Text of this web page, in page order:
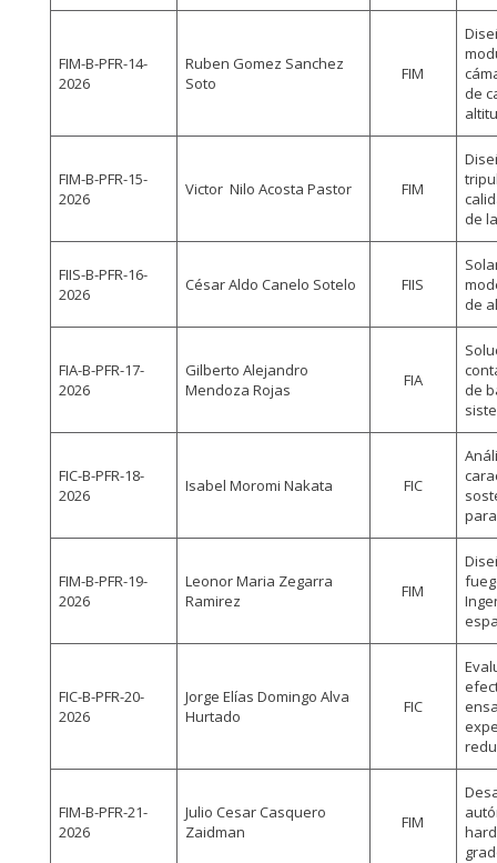
FIM-B-PFR-14-
2026
Ruben Gomez Sanchez
Soto
FIM
de
FIM-B-PFR-15-
2026
Victor Nilo Acosta Pastor FIM
de
FIIS-B-PFR-16-
2026
César Aldo Canelo Sotelo FIIS
de
FIA-B-PFR-17-
2026
Gilberto Alejandro
Mendoza Rojas
FIA
de
FIC-B-PFR-18-
2026
Isabel Moromi Nakata FIC
FIM-B-PFR-19-
2026
Leonor Maria Zegarra
Ramirez
FIM
FIC-B-PFR-20-
2026
Jorge Elías Domingo Alva
Hurtado
FIC
FIM-B-PFR-21-
2026
Julio Cesar Casquero
Zaidman
FIM